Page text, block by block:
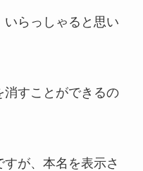
らっしゃると思い
消すことができるの
が、本名を表示さ